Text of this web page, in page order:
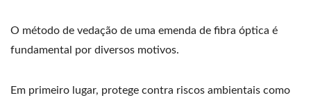
O método de vedação de uma emenda de fibra óptica é
fundamental por diversos motivos.
Em primeiro lugar, protege contra riscos ambientais como